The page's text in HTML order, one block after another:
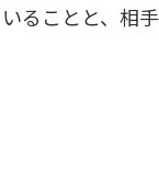
ることと、相